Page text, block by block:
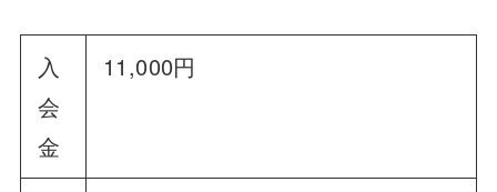
入
会
金
11,000円